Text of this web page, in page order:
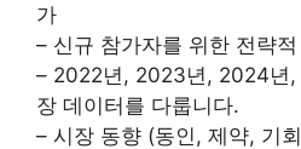
가
– 신규 참가자를 위한 전략
– 2022년, 2023년, 2024년
장 데이터를 다룹니다.
– 시장 동향 (동인, 제약, 기